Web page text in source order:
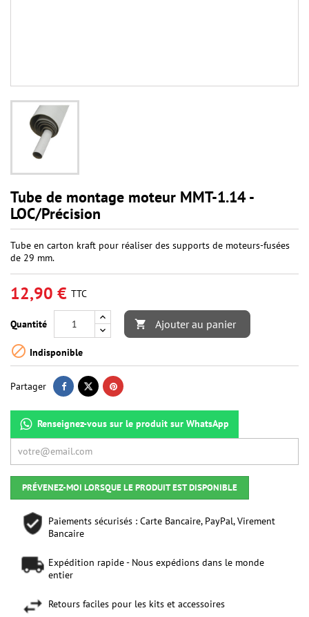
Tube de montage moteur MMT-1.14 -
LOC/Précision
Tube en carton kraft pour réaliser des supports de moteurs-fusées
de 29 mm.
12,90 € TTC
Quantité  Ajouter au panier
 Indisponible
Partager
Renseignez-vous sur le produit sur WhatsApp
PRÉVENEZ-MOI LORSQUE LE PRODUIT EST DISPONIBLE
Paiements sécurisés : Carte Bancaire, PayPal, Virement
Bancaire
Expédition rapide - Nous expédions dans le monde
entier
Retours faciles pour les kits et accessoires